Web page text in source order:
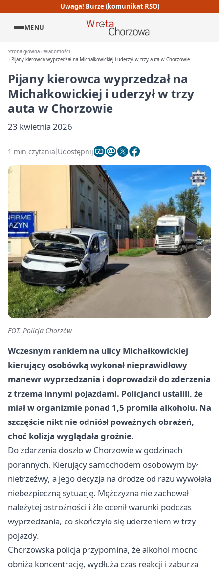
Uwaga! Burze (komunikat RSO)
MENU
Strona główna Wiadomości
Pijany kierowca wyprzedzał na Michałkowickiej i uderzył w trzy auta w Chorzowie
Pijany kierowca wyprzedzał na
Michałkowickiej i uderzył w trzy
auta w Chorzowie
23 kwietnia 2026
1 min czytania Udostępnij
FOT. Policja Chorzów
Wczesnym rankiem na ulicy Michałkowickiej
kierujący osobówką wykonał nieprawidłowy
manewr wyprzedzania i doprowadził do zderzenia
z trzema innymi pojazdami. Policjanci ustalili, że
miał w organizmie ponad 1,5 promila alkoholu. Na
szczęście nikt nie odniósł poważnych obrażeń,
choć kolizja wyglądała groźnie.
Do zdarzenia doszło w Chorzowie w godzinach
porannych. Kierujący samochodem osobowym był
nietrzeźwy, a jego decyzja na drodze od razu wywołała
niebezpieczną sytuację. Mężczyzna nie zachował
należytej ostrożności i źle ocenił warunki podczas
wyprzedzania, co skończyło się uderzeniem w trzy
pojazdy.
Chorzowska policja przypomina, że alkohol mocno
obniża koncentrację, wydłuża czas reakcji i zaburza